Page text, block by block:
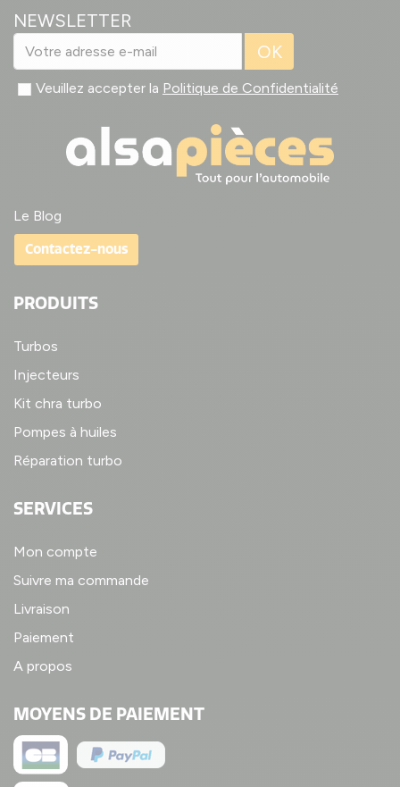
NEWSLETTER
OK
Veuillez accepter la Politique de Confidentialité
Le Blog
Contactez-nous
PRODUITS
Turbos
Injecteurs
Kit chra turbo
Pompes à huiles
Réparation turbo
SERVICES
Mon compte
Suivre ma commande
Livraison
Paiement
A propos
MOYENS DE PAIEMENT